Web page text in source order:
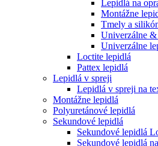
Lepidlá na
Montážne
Tmely a
Univerzálne &
Univerzálne
Loctite lepidlá
Pattex lepidlá
Lepidlá v spreji
Lepidlá v spreji na
Montážne lepidlá
Polyuretánové lepidlá
Sekundové lepidlá
Sekundové lepidlá
Sekundové lepidlá